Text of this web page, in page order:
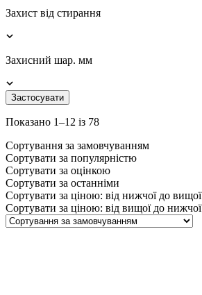
Захист від стирання
Захисний шар. мм
Застосувати
Показано 1–12 із 78
Сортування за замовчуванням
Сортувати за популярністю
Сортувати за оцінкою
Сортувати за останніми
Сортувати за ціною: від нижчої до вищої
Сортувати за ціною: від вищої до нижчої